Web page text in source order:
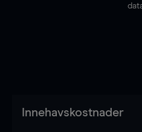
Innehavskostnader